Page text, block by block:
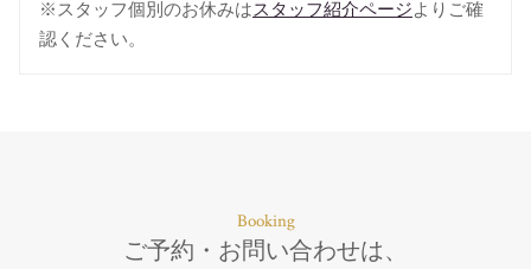
※スタッフ個別のお休みはスタッフ紹介ページよりご確
認ください。
Booking
ご予約・お問い合わせは、